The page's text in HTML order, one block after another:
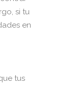
si tu
en
tus